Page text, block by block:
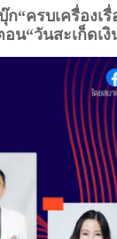
“ครบเครื่องเรื่
อน“วันสะเก็ดเ